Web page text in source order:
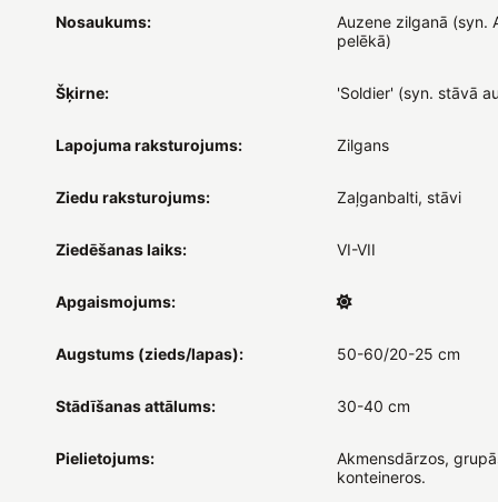
Nosaukums:
Auzene zilganā (syn.
pelēkā)
Šķirne: 'Soldier' (syn. stāvā
Lapojuma raksturojums: Zilgans
Ziedu raksturojums: Zaļganbalti, stāvi
Ziedēšanas laiks: VI-VII
Apgaismojums:
Augstums (zieds/lapas): 50-60/20-25 cm
Stādīšanas attālums: 30-40 cm
Pielietojums:
Akmensdārzos,
konteineros.